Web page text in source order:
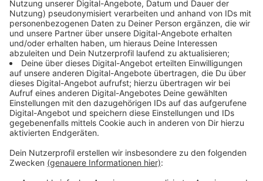
Die Angeklagten kommen unter anderem aus Bocholt
und Rhede. Die Staatsanwaltschaft wirft den
Beschuldigten vor, ein sogenanntes Umsatzsteuer-
Karussell betrieben zu haben. Dabei wird Handel über
eine fingierte Lieferkette vorgetäuscht. Für den
Prozess sind insgesamt 13 Verhandlungstage bis Ende
Juni angesetzt.
Anzeige